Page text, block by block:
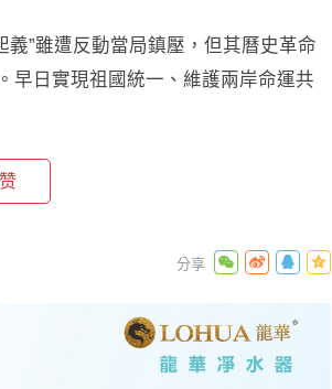
義”雖遭反動當局鎮壓，但其曆史革命
早日實現祖國統一、維護兩岸命運共
赞